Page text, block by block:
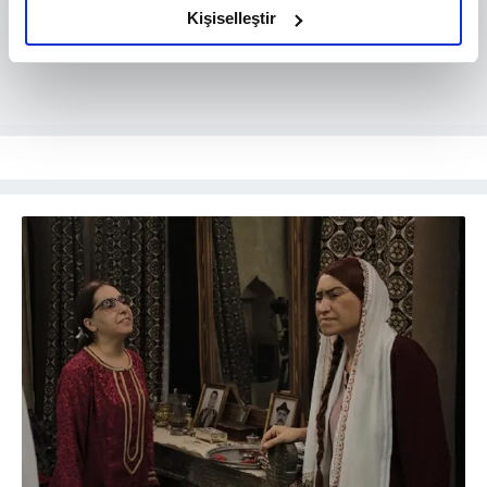
olduğunu ve sizlere en iyi içerikleri sunabilmek adına
elimizden gelen çabayı gösterdiğimizi ve bu noktada,
reklamların maliyetlerimizi karşılamak noktasında tek gelir
Sizlere daha iyi bir hizmet sunabilmek için İnternet
Sitemizde kendimize ve üçüncü kişilere ait çerezler
kullanılmaktadır. Bu çerezler vasıtasıyla çeşitli kişisel
verileriniz işlenmekte olup gerekli olan çerezler bilgi
toplumu hizmetlerinin sunulması amacıyla
kullanılmaktadır. Diğer çerezler, sitemizin daha işlevsel
kılınması ve kişiselleştirilmesi ve sizlere yönelik
reklam/pazarlama faaliyetlerinin yapılması, amaçlarıyla
sınırlı olarak açık rızanız dahilinde kullanılacaktır.
Kişiselleştir